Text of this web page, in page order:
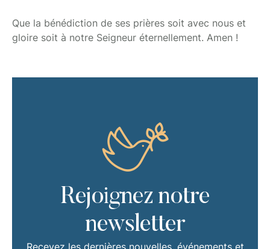
Que la bénédiction de ses prières soit avec nous et
gloire soit à notre Seigneur éternellement. Amen !
Rejoignez notre
newsletter
Recevez les dernières nouvelles, événements et